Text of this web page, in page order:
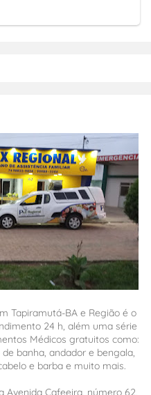
Tapiramutá-BA e Região é o
24 h, além uma série
Médicos gratuitos como:
banha, andador e bengala,
e barba e muito mais.
Avenida Cafeeira, número 62,